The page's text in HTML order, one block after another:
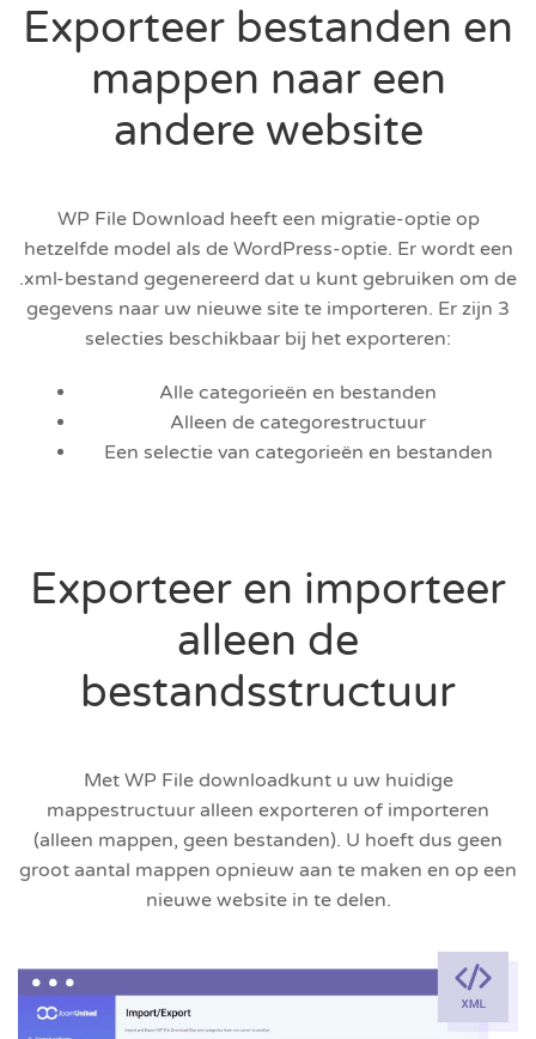
Exporteer bestanden en
mappen naar een
andere website
WP File Download heeft een migratie-optie op
hetzelfde model als de WordPress-optie. Er wordt een
.xml-bestand gegenereerd dat u kunt gebruiken om de
gegevens naar uw nieuwe site te importeren. Er zijn 3
selecties beschikbaar bij het exporteren:
Alle categorieën en bestanden
Alleen de categorestructuur
Een selectie van categorieën en bestanden
Exporteer en importeer
alleen de
bestandsstructuur
Met WP File downloadkunt u uw huidige
mappestructuur alleen exporteren of importeren
(alleen mappen, geen bestanden). U hoeft dus geen
groot aantal mappen opnieuw aan te maken en op een
nieuwe website in te delen.